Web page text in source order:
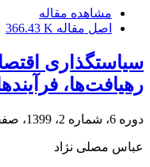
مشاهده مقاله
اصل مقاله 366.43 K
سیاستگذاری
رهیافت‌ها،
دوره 6، شماره 2، 1399، صفحه
عباس مصلی نژاد